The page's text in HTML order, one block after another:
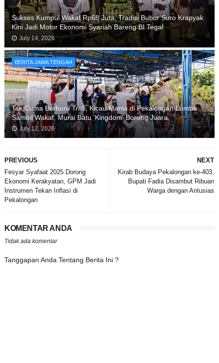
Sukses Kumpul Wakaf Rp68 Juta, Tradisi Bubur Suro Krapyak
Kini Jadi Motor Ekonomi Syariah Bareng BI Tegal
July 14, 2026
BERITA JAWA TENGAH
Tak Cuma Berburu Trofi, Kicau Mania di Pekalongan Lomba
Sambil Wakaf, Murai Batu 'Kingdom' Borong Juara
July 12, 2026
NEXT
Kirab Budaya Pekalongan ke-403,
Bupati Fadia Disambut Ribuan
Warga dengan Antusias
PREVIOUS
Fesyar Syafaat 2025 Dorong
Ekonomi Kerakyatan, GPM Jadi
Instrumen Tekan Inflasi di
Pekalongan
KOMENTAR ANDA
Tidak ada komentar
Tanggapan Anda Tentang Berita Ini ?